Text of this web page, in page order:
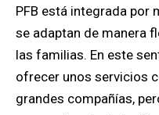
PFB está integrada por
se adaptan de manera
las familias. En este
ofrecer unos servicios
grandes compañías,